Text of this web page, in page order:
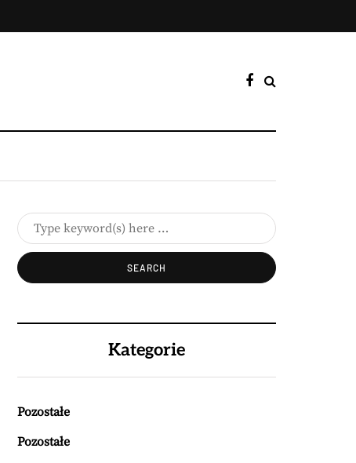
Kategorie
Pozostałe
Pozostałe